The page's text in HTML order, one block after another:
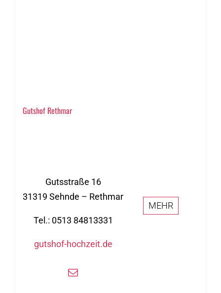
Gutshof Rethmar
Gutsstraße 16
31319 Sehnde – Rethmar
Tel.: 0513 84813331
gutshof-hochzeit.de
MEHR